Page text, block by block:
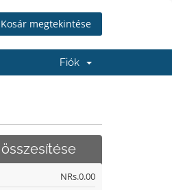
Kosár megtekintése
Fiók
NRs.0.00